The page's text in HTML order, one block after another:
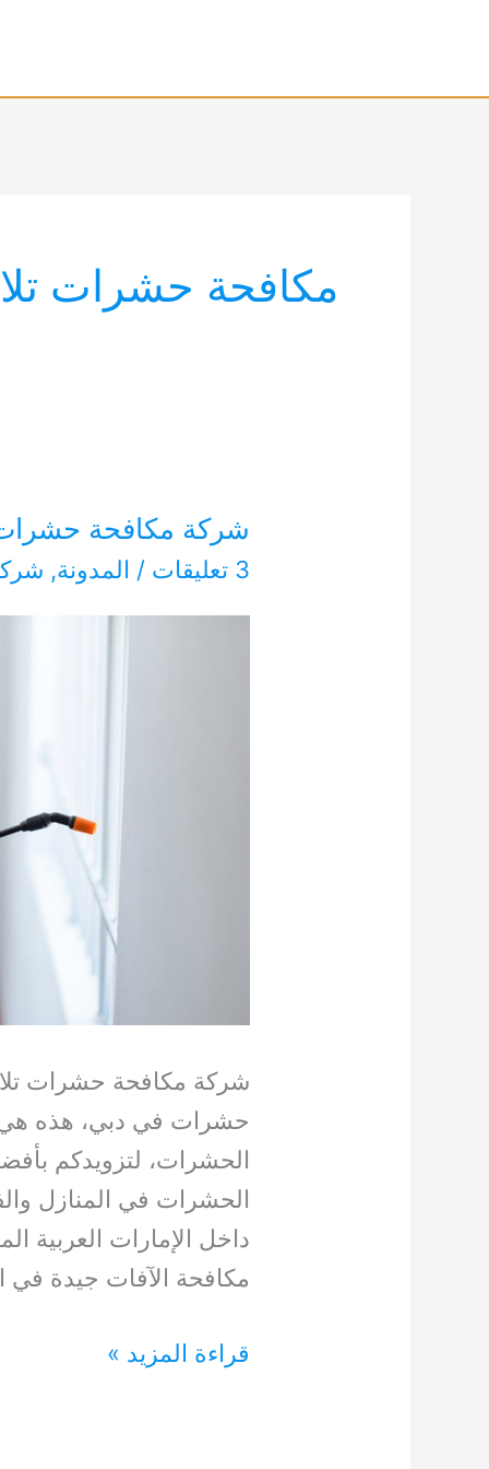
المحتوى
مكافحة حشرات
شركة مكافحة حشرات تلال
3 تعليقات / المدونة,
شركة مكافحة حشرات
حشرات في دبي، هذه هي
الحشرات، لتزويدكم
الحشرات في المنازل
داخل الإمارات العربية
مكافحة الآفات جيدة
شركة
قراءة المزيد »